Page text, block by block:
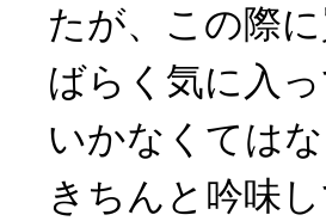
たが、この際
ばらく気に入
いかなくては
きちんと吟味